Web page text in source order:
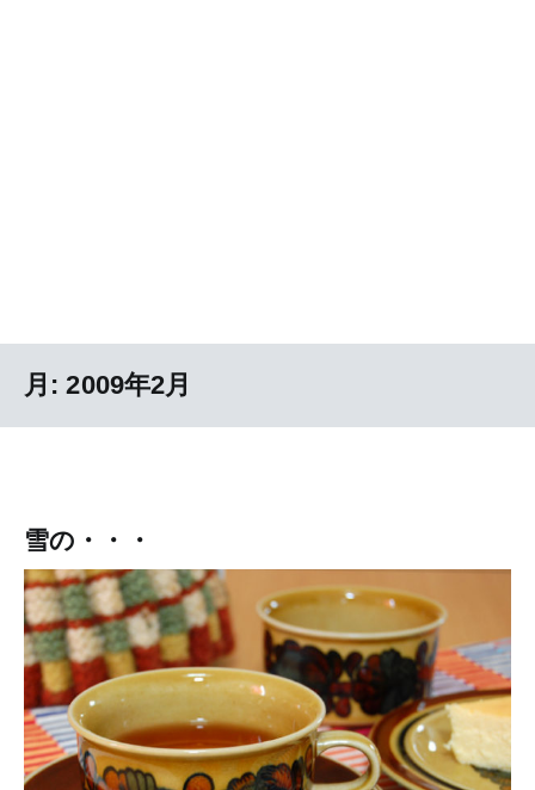
月:2009年2月
雪の・・・